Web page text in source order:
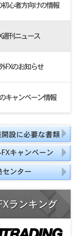
初心者方向けの情報
週刊ニュース
FXのお知らせ
キャンペーン情報
開設に必要な書類
キャンペーン
センター
ランキング